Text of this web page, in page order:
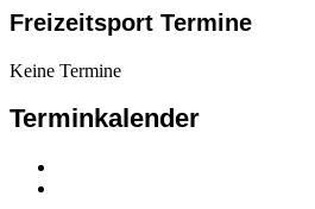
Freizeitsport Termine
Keine Termine
Terminkalender